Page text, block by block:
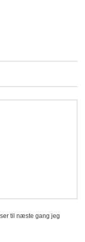
til næste gang jeg